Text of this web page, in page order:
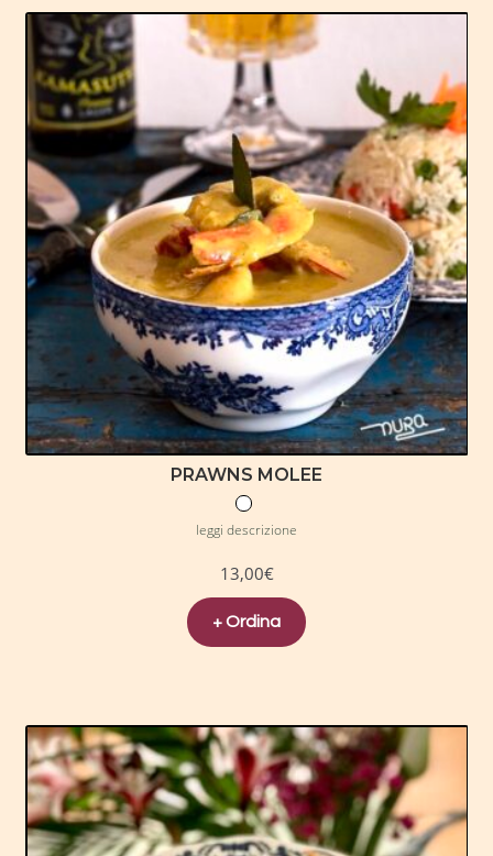
PRAWNS MOLEE
leggi descrizione
13,00€
+ Ordina